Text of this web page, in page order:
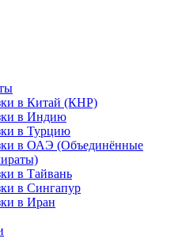
в Китай (КНР)
в Индию
в Турцию
в ОАЭ (Объединённые
в Тайвань
в Сингапур
в Иран